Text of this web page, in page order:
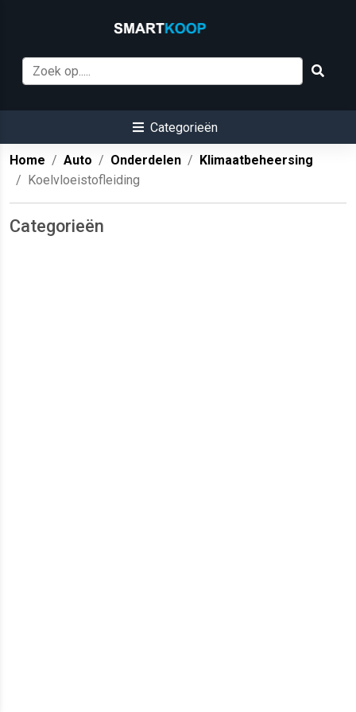
Categorieën
Home Auto Onderdelen
Klimaatbeheersing
Koelvloeistofleiding
Categorieën